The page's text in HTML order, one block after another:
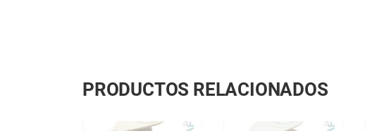
PRODUCTOS RELACIONADOS